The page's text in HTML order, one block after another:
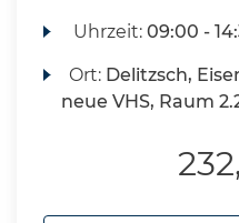
Uhrzeit:09:00 -
Ort: Delitzsch,
neue VHS, Raum